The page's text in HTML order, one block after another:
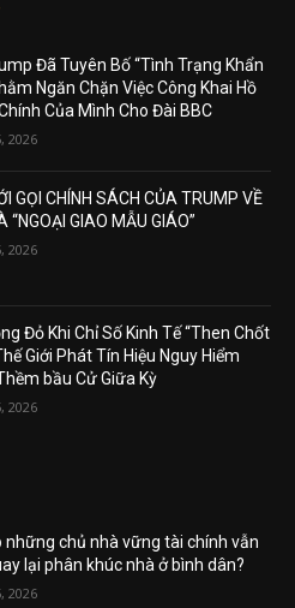
Đã Tuyên Bố “Tình Trạng Khẩn
Ngăn Chặn Việc Công Khai Hồ
Của Mình Cho Đài BBC
2026
GỌI CHÍNH SÁCH CỦA TRUMP VỀ
“NGOẠI GIAO MẪU GIÁO”
2026
Đỏ Khi Chỉ Số Kinh Tế “Then Chốt
Giới Phát Tín Hiệu Nguy Hiểm
bầu Cử Giữa Kỳ
2026
những chủ nhà vững tài chính vẫn
lại phân khúc nhà ở bình dân?
2026